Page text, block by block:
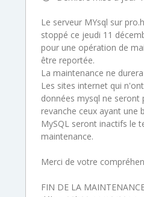
Le serveur MYsql sur
stoppé ce jeudi 11
pour une opération de
être reportée.
La maintenance ne
Les sites internet qui
données mysql ne seront
revanche ceux ayant une
MySQL seront inactifs le
maintenance.
Merci de votre
FIN DE LA